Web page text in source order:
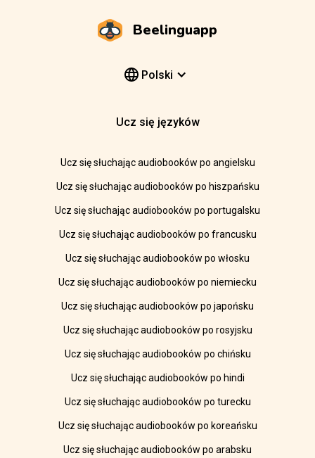
Beelinguapp
Polski
Ucz się języków
Ucz się słuchając audiobooków po angielsku
Ucz się słuchając audiobooków po hiszpańsku
Ucz się słuchając audiobooków po portugalsku
Ucz się słuchając audiobooków po francusku
Ucz się słuchając audiobooków po włosku
Ucz się słuchając audiobooków po niemiecku
Ucz się słuchając audiobooków po japońsku
Ucz się słuchając audiobooków po rosyjsku
Ucz się słuchając audiobooków po chińsku
Ucz się słuchając audiobooków po hindi
Ucz się słuchając audiobooków po turecku
Ucz się słuchając audiobooków po koreańsku
Ucz się słuchając audiobooków po arabsku